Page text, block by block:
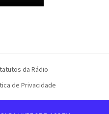
da Rádio
de Privacidade